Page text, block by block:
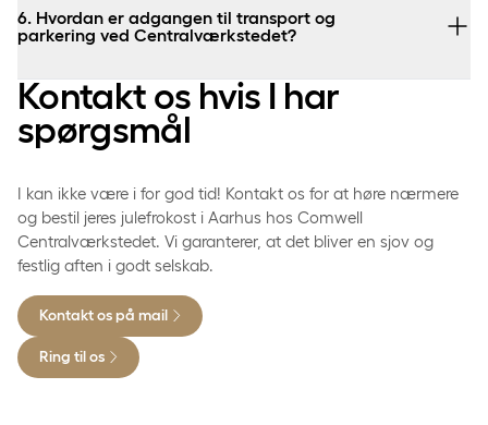
6. Hvordan er adgangen til transport og
parkering ved Centralværkstedet?
Kontakt os hvis I har
spørgsmål
I kan ikke være i for god tid! Kontakt os for at høre nærmere
og bestil jeres julefrokost i Aarhus hos Comwell
Centralværkstedet. Vi garanterer, at det bliver en sjov og
festlig aften i godt selskab.
Kontakt os på mail
Ring til os